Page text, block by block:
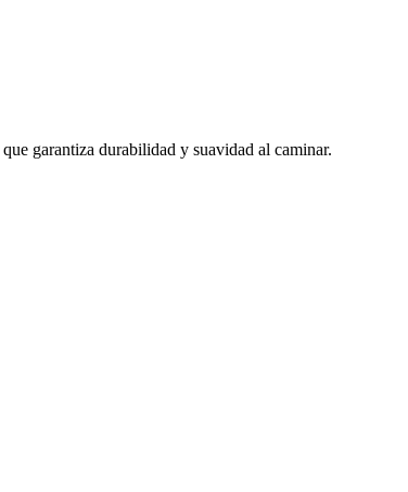
garantiza durabilidad y suavidad al caminar.